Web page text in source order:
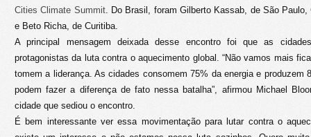
Cities Climate Summit. Do Brasil, foram Gilberto Kassab, de São
e Beto Richa, de Curitiba.
A principal mensagem deixada desse encontro foi que as
protagonistas da luta contra o aquecimento global. “Não vamos mais
tomem a liderança. As cidades consomem 75% da energia e produzem
podem fazer a diferença de fato nessa batalha”, afirmou Michael
cidade que sediou o encontro.
É bem interessante ver essa movimentação para lutar contra o